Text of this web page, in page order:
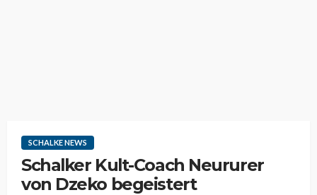
SCHALKE NEWS
Schalker Kult-Coach Neururer
von Dzeko begeistert